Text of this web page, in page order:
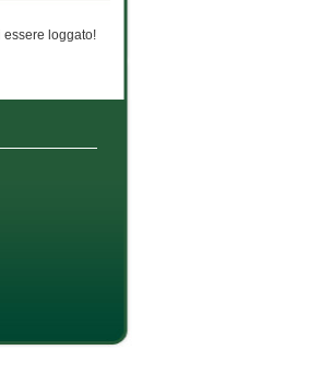
essere loggato!